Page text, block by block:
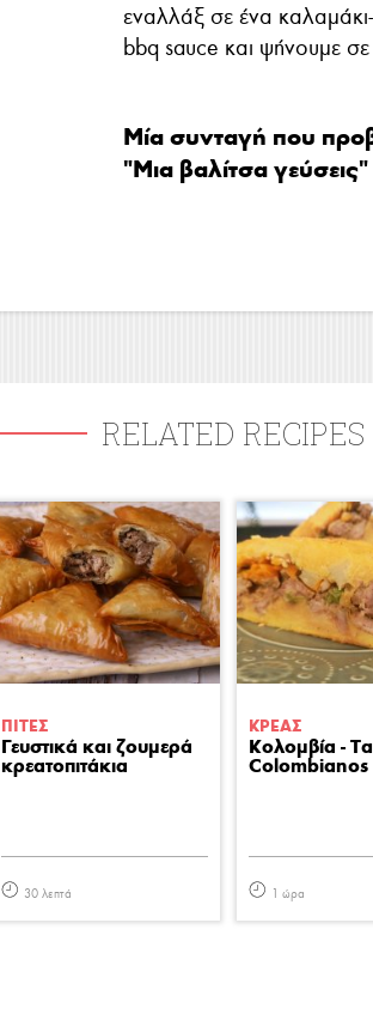
εναλλάξ σε ένα
bbq sauce και ψήνουμε
Μία συνταγή που
"Μια βαλίτσα γεύσεις"
RELATED RECIPES
ΠΙΤΕΣ
Γευστικά και ζουμερά
κρεατοπιτάκια
30 λεπτά
ΚΡΕΑΣ
Κολομβία -
Colombianos
1 ώρα